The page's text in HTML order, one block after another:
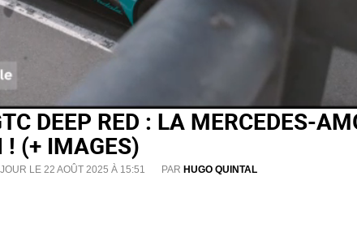
DEEP RED : LA MERCEDES-
! (+ IMAGES)
LE 22 AOÛT 2025 À 15:51 PAR HUGO QUINTAL